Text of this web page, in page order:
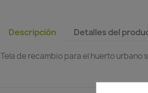
Descripción Detalles del
Tela de recambio para el huerto urbano